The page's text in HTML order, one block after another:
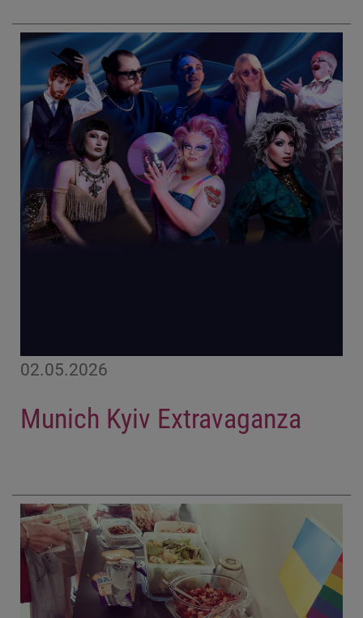
02.05.2026
Munich Kyiv Extravaganza